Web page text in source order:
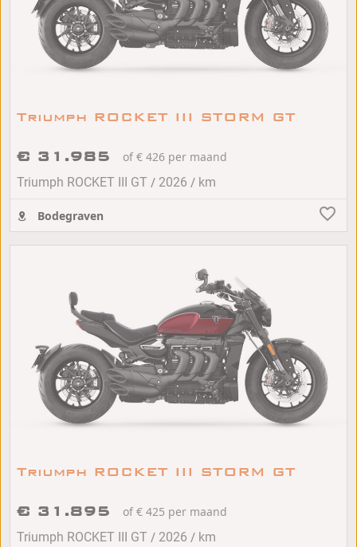
Triumph ROCKET III STORM GT
€ 31.985
of € 426 per maand
Triumph ROCKET III GT / 2026 / km
Bodegraven
Triumph ROCKET III STORM GT
€ 31.895
of € 425 per maand
Triumph ROCKET III GT / 2026 / km